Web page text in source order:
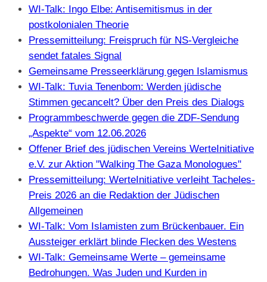
WI-Talk: Ingo Elbe: Antisemitismus in der
postkolonialen Theorie
Pressemitteilung: Freispruch für NS-Vergleiche
sendet fatales Signal
Gemeinsame Presseerklärung gegen Islamismus
WI-Talk: Tuvia Tenenbom: Werden jüdische
Stimmen gecancelt? Über den Preis des Dialogs
Programmbeschwerde gegen die ZDF-Sendung
„Aspekte“ vom 12.06.2026
Offener Brief des jüdischen Vereins WerteInitiative
e.V. zur Aktion "Walking The Gaza Monologues"
Pressemitteilung: WerteInitiative verleiht Tacheles-
Preis 2026 an die Redaktion der Jüdischen
Allgemeinen
WI-Talk: Vom Islamisten zum Brückenbauer. Ein
Aussteiger erklärt blinde Flecken des Westens
WI-Talk: Gemeinsame Werte – gemeinsame
Bedrohungen. Was Juden und Kurden in